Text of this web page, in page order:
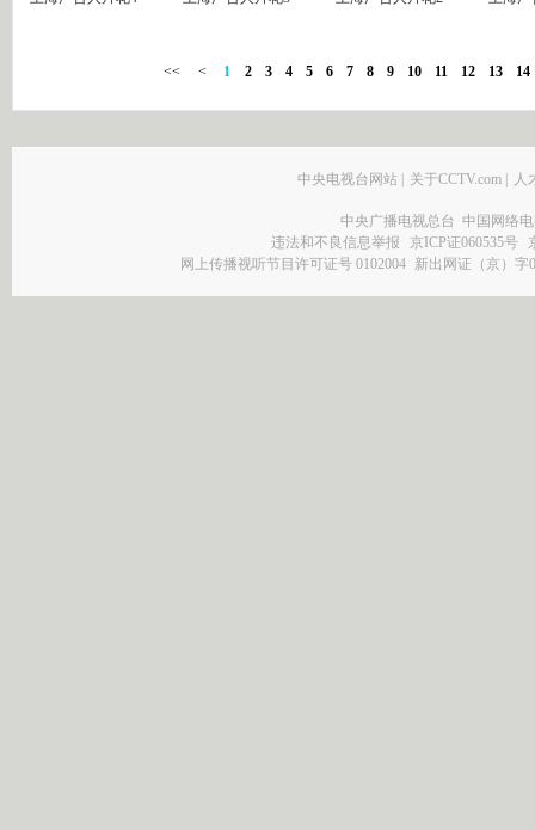
<< < 1 2 3 4 5 6 7 8 9 10 11 12 13 14
中央电视台网站 关于CCTV.com 人
中央广播电视总台 中国网络
违法和不良信息举报
京ICP证060535号
网上传播视听节目许可证号 0102004 新出网证（京）